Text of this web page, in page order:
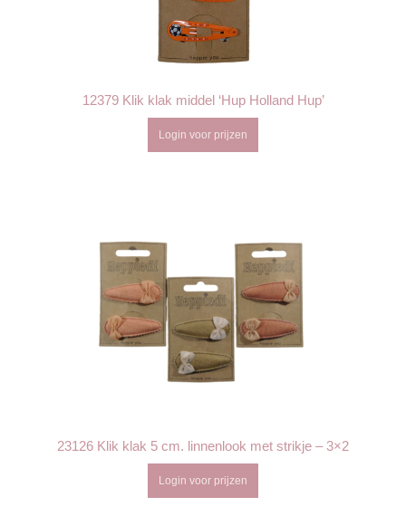
12379 Klik klak middel ‘Hup Holland Hup’
Login voor prijzen
23126 Klik klak 5 cm. linnenlook met strikje – 3×2
Login voor prijzen